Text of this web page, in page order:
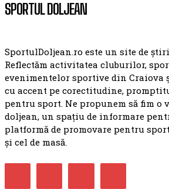
SPORTUL DOLJEAN
SportulDoljean.ro este un site de
Reflectăm activitatea cluburilor,
evenimentelor sportive din Craiova
cu accent pe corectitudine,
pentru sport. Ne propunem să fim o
doljean, un spațiu de informare
platformă de promovare pentru
și cel de masă.